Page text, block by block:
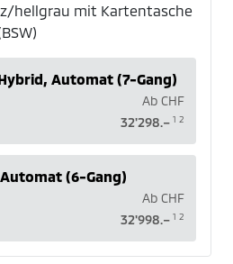
hellgrau mit Kartentasche
Automat (7-Gang)
Ab CHF
32'298.– 1 2
Automat (6-Gang)
Ab CHF
32'998.– 1 2